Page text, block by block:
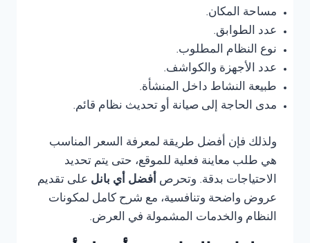
مساحة المكان.
عدد الطوابق.
نوع النظام المطلوب.
عدد الأجهزة والكواشف.
طبيعة النشاط داخل المنشأة.
مدى الحاجة إلى صيانة أو تحديث نظام قائم.
ولذلك فإن أفضل طريقة لمعرفة السعر المناسب
هي طلب معاينة فعلية للموقع، حتى يتم تحديد
الاحتياجات بدقة. وتحرص أفضل أي بانل على تقديم
عروض واضحة وتنافسية، مع شرح كامل لمكونات
النظام والخدمات المشمولة في العرض.